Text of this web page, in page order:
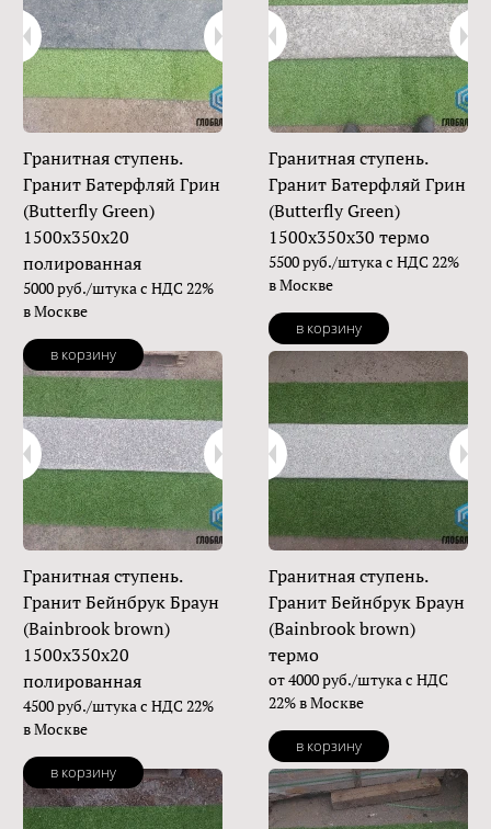
Гранитная ступень.
Гранит Батерфляй Грин
(Butterfly Green)
1500х350х20
полированная
5000 руб./штука с НДС 22%
в Москве
в корзину
Гранитная ступень.
Гранит Батерфляй Грин
(Butterfly Green)
1500х350х30 термо
5500 руб./штука с НДС 22%
в Москве
в корзину
Гранитная ступень.
Гранит Бейнбрук Браун
(Bainbrook brown)
1500х350х20
полированная
4500 руб./штука с НДС 22%
в Москве
в корзину
Гранитная ступень.
Гранит Бейнбрук Браун
(Bainbrook brown)
термо
от 4000 руб./штука с НДС
22% в Москве
в корзину